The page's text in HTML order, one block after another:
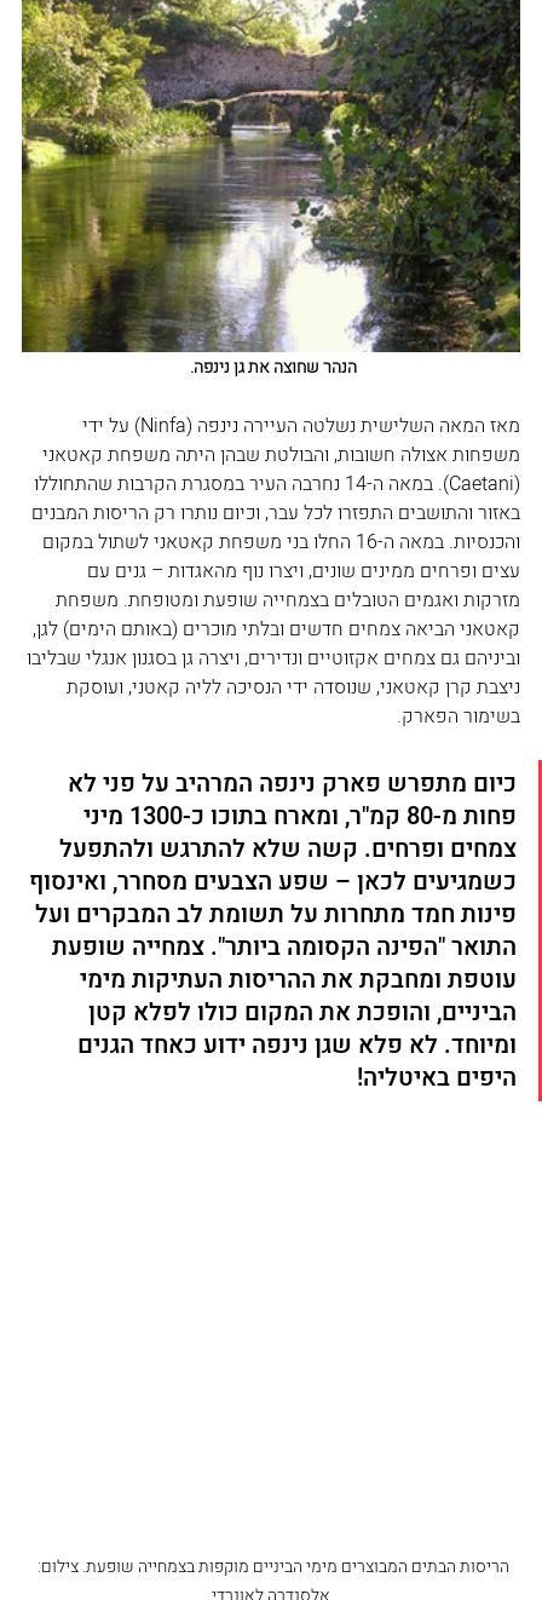
הנהר שחוצה את גן נינפה.
מאז המאה השלישית נשלטה העיירה נינפה (Ninfa) על ידי
משפחות אצולה חשובות, והבולטת שבהן היתה משפחת קאטאני
(Caetani). במאה ה-14 נחרבה העיר במסגרת הקרבות שהתחוללו
באזור והתושבים התפזרו לכל עבר, וכיום נותרו רק הריסות המבנים
והכנסיות. במאה ה-16 החלו בני משפחת קאטאני לשתול במקום
עצים ופרחים ממינים שונים, ויצרו נוף מהאגדות – גנים עם
מזרקות ואגמים הטובלים בצמחייה שופעת ומטופחת. משפחת
קאטאני הביאה צמחים חדשים ובלתי מוכרים (באותם הימים) לגן,
וביניהם גם צמחים אקזוטיים ונדירים, ויצרה גן בסגנון אנגלי שבליבו
ניצבת קרן קאטאני, שנוסדה ידי הנסיכה לליה קאטני, ועוסקת
בשימור הפארק.
כיום מתפרש פארק נינפה המרהיב על פני לא
פחות מ-80 קמ"ר, ומארח בתוכו כ-1300 מיני
צמחים ופרחים. קשה שלא להתרגש ולהתפעל
כשמגיעים לכאן – שפע הצבעים מסחרר, ואינסוף
פינות חמד מתחרות על תשומת לב המבקרים ועל
התואר "הפינה הקסומה ביותר". צמחייה שופעת
עוטפת ומחבקת את ההריסות העתיקות מימי
הביניים, והופכת את המקום כולו לפלא קטן
ומיוחד. לא פלא שגן נינפה ידוע כאחד הגנים
היפים באיטליה!
הריסות הבתים המבוצרים מימי הביניים מוקפות בצמחייה שופעת. צילום: